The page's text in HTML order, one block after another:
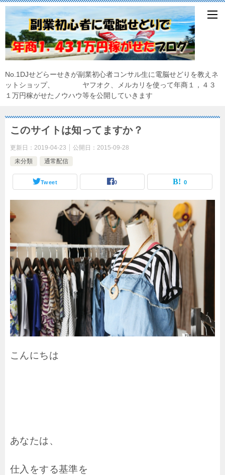
No.1DJせどらーせきが副業初心者コンサル生に電脳せどりを教えネ
ットショップ、 ヤフオク、メルカリを使って年商１，４３
１万円稼がせたノウハウ等を公開していきます
このサイトは知ってますか？
更新日： 2019-04-23 公開日： 2015-09-28
未分類
通常配信
Tweet 0 0
こんにちは
あなたは、
仕入をする基準を